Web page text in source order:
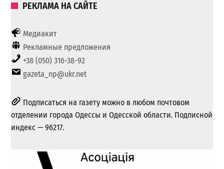
РЕКЛАМА НА САЙТЕ
Медиакит
Рекламные предложения
+38 (050) 316-38-92
gazeta_np@ukr.net
Подписаться на газету можно в любом почтовом
отделении города Одессы и Одесской области. Подписной
индекс — 96217.